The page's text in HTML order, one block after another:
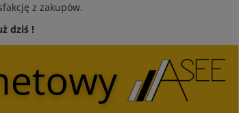
z zakupów.
dziś !